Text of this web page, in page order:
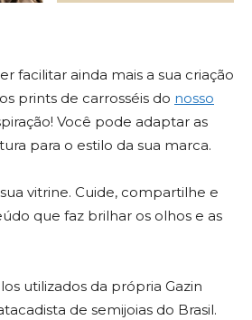
facilitar ainda mais a sua criação
prints de carrosséis do nosso
Você pode adaptar as
para o estilo da sua marca.
vitrine. Cuide, compartilhe e
que faz brilhar os olhos e as
utilizados da própria Gazin
de semijoias do Brasil.